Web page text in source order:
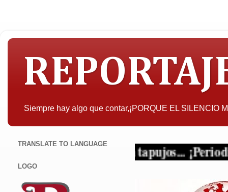
Siempre hay algo que contar,¡PORQUE EL SILENCIO
y sin tapujos... ¡Periodismo en sus
TRANSLATE TO LANGUAGE
LOGO